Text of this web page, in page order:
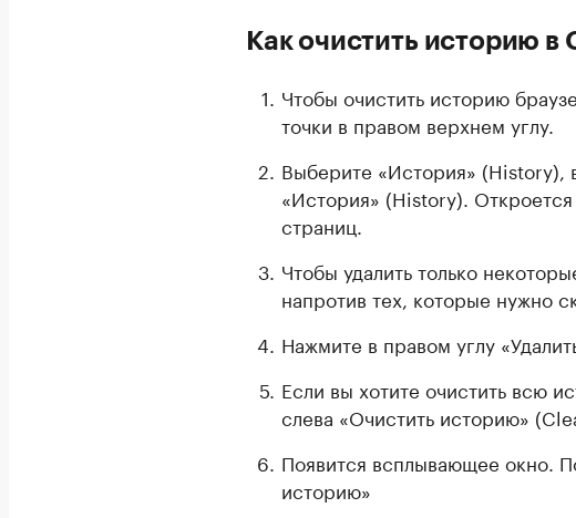
Как очистить историю в
Чтобы очистить историю
точки в правом верхнем углу.
Выберите «История»
«История» (History).
страниц.
Чтобы удалить только
напротив тех, которые нужно
Нажмите в правом углу
Если вы хотите очистить всю
слева «Очистить историю»
Появится всплывающее окно.
историю»